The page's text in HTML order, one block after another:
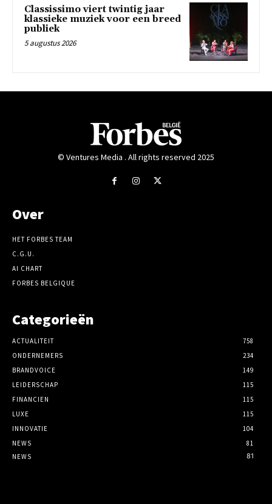
Classissimo viert twintig jaar
klassieke muziek voor een breed
publiek
5 augustus 2026
© Ventures Media . All rights reserved 2025
Over
HET FORBES TEAM
C.G.U.
AI CHART
FORBES BELGIQUE
Categorieën
ACTUALITEIT
758
ONDERNEMERS
234
BRANDVOICE
149
LEIDERSCHAP
115
FINANCIEN
115
LUXE
115
INNOVATIE
104
NEWS
81
NEWS
81